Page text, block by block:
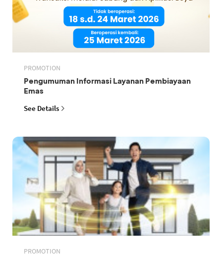
PROMOTION
Pengumuman Informasi Layanan Pembiayaan
Emas
See Details
PROMOTION